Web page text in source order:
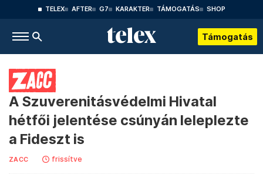
TELEX AFTER G7 KARAKTER TÁMOGATÁS SHOP
Támogatás
A Szuverenitásvédelmi Hivatal
hétfői jelentése csúnyán leleplezte
a Fideszt is
ZACC frissítve